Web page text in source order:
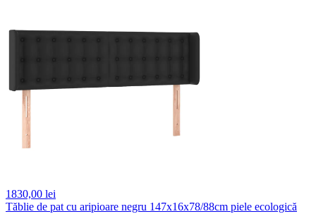
1830,00 lei
Tăblie de pat cu aripioare negru 147x16x78/88cm piele ecologică